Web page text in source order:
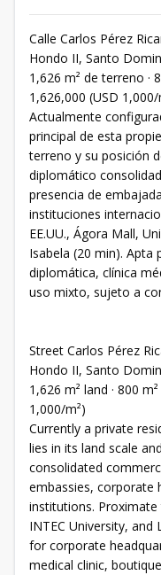
Calle Carlos Pérez
Hondo II, Santo
1,626 m² de terreno ·
1,626,000 (USD 1,000/
Actualmente
principal de esta
terreno y su posición
diplomático
presencia de
instituciones
EE.UU., Ágora Mall,
Isabela (20 min). Apta
diplomática, clínica
uso mixto, sujeto a
Street Carlos Pérez
Hondo II, Santo
1,626 m² land · 800
1,000/m²)
Currently a private
lies in its land scale
consolidated
embassies, corporate
institutions. Proximate
INTEC University, and
for corporate
medical clinic,